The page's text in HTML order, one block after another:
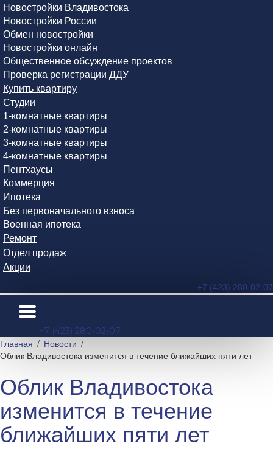
Новостройки Владивостока
Новостройки России
Обмен новостройки
Новостройки онлайн
Общественное обсуждение проектов
Проверка регистрации ДДУ
Купить квартиру
Студии
1-комнатные квартиры
2-комнатные квартиры
3-комнатные квартиры
4-комнатные квартиры
Пентхаусы
Коммерция
Ипотека
Без первоначального взноса
Военная ипотека
Ремонт
Отдел продаж
Акции
+7 (423) 280-02-07
+7 (423) 280-02-07
Главная
Новости
Облик Владивостока изменится в течение ближайших пяти лет
Облик Владивостока
изменится в течение
ближайших пяти лет